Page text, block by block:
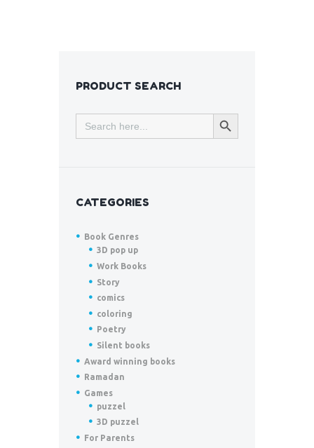
PRODUCT SEARCH
Search
for:
SEARCH BUTTON
CATEGORIES
Book Genres
3D pop up
Work Books
Story
comics
coloring
Poetry
Silent books
Award winning books
Ramadan
Games
puzzel
3D puzzel
For Parents